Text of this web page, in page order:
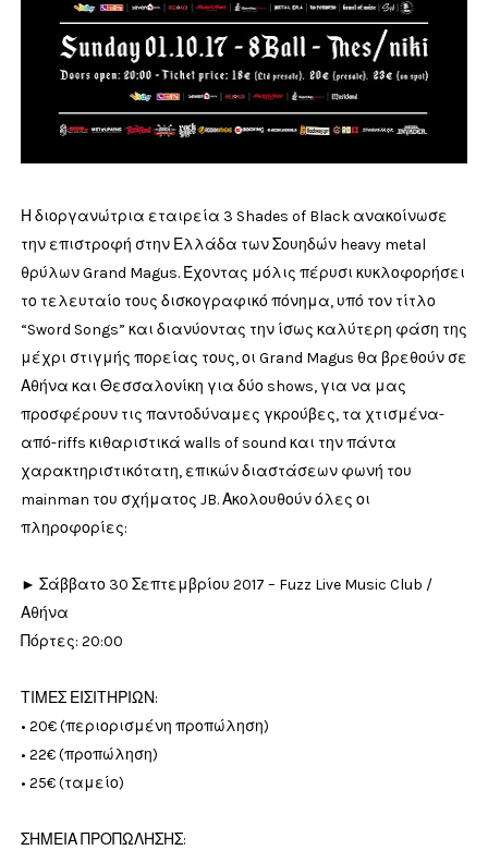
Η διοργανώτρια εταιρεία 3 Shades of Black ανακοίνωσε
την επιστροφή στην Ελλάδα των Σουηδών heavy metal
θρύλων Grand Magus. Έχοντας μόλις πέρυσι κυκλοφορήσει
το τελευταίο τους δισκογραφικό πόνημα, υπό τον τίτλο
“Sword Songs” και διανύοντας την ίσως καλύτερη φάση της
μέχρι στιγμής πορείας τους, οι Grand Magus θα βρεθούν σε
Αθήνα και Θεσσαλονίκη για δύο shows, για να μας
προσφέρουν τις παντοδύναμες γκρούβες, τα χτισμένα-
από-riffs κιθαριστικά walls of sound και την πάντα
χαρακτηριστικότατη, επικών διαστάσεων φωνή του
mainman του σχήματος JB. Ακολουθούν όλες οι
πληροφορίες:
► Σάββατο 30 Σεπτεμβρίου 2017 – Fuzz Live Music Club /
Αθήνα
Πόρτες: 20:00
ΤΙΜΕΣ ΕΙΣΙΤΗΡΙΩΝ:
• 20€ (περιορισμένη προπώληση)
• 22€ (προπώληση)
• 25€ (ταμείο)
ΣΗΜΕΙΑ ΠΡΟΠΩΛΗΣΗΣ: